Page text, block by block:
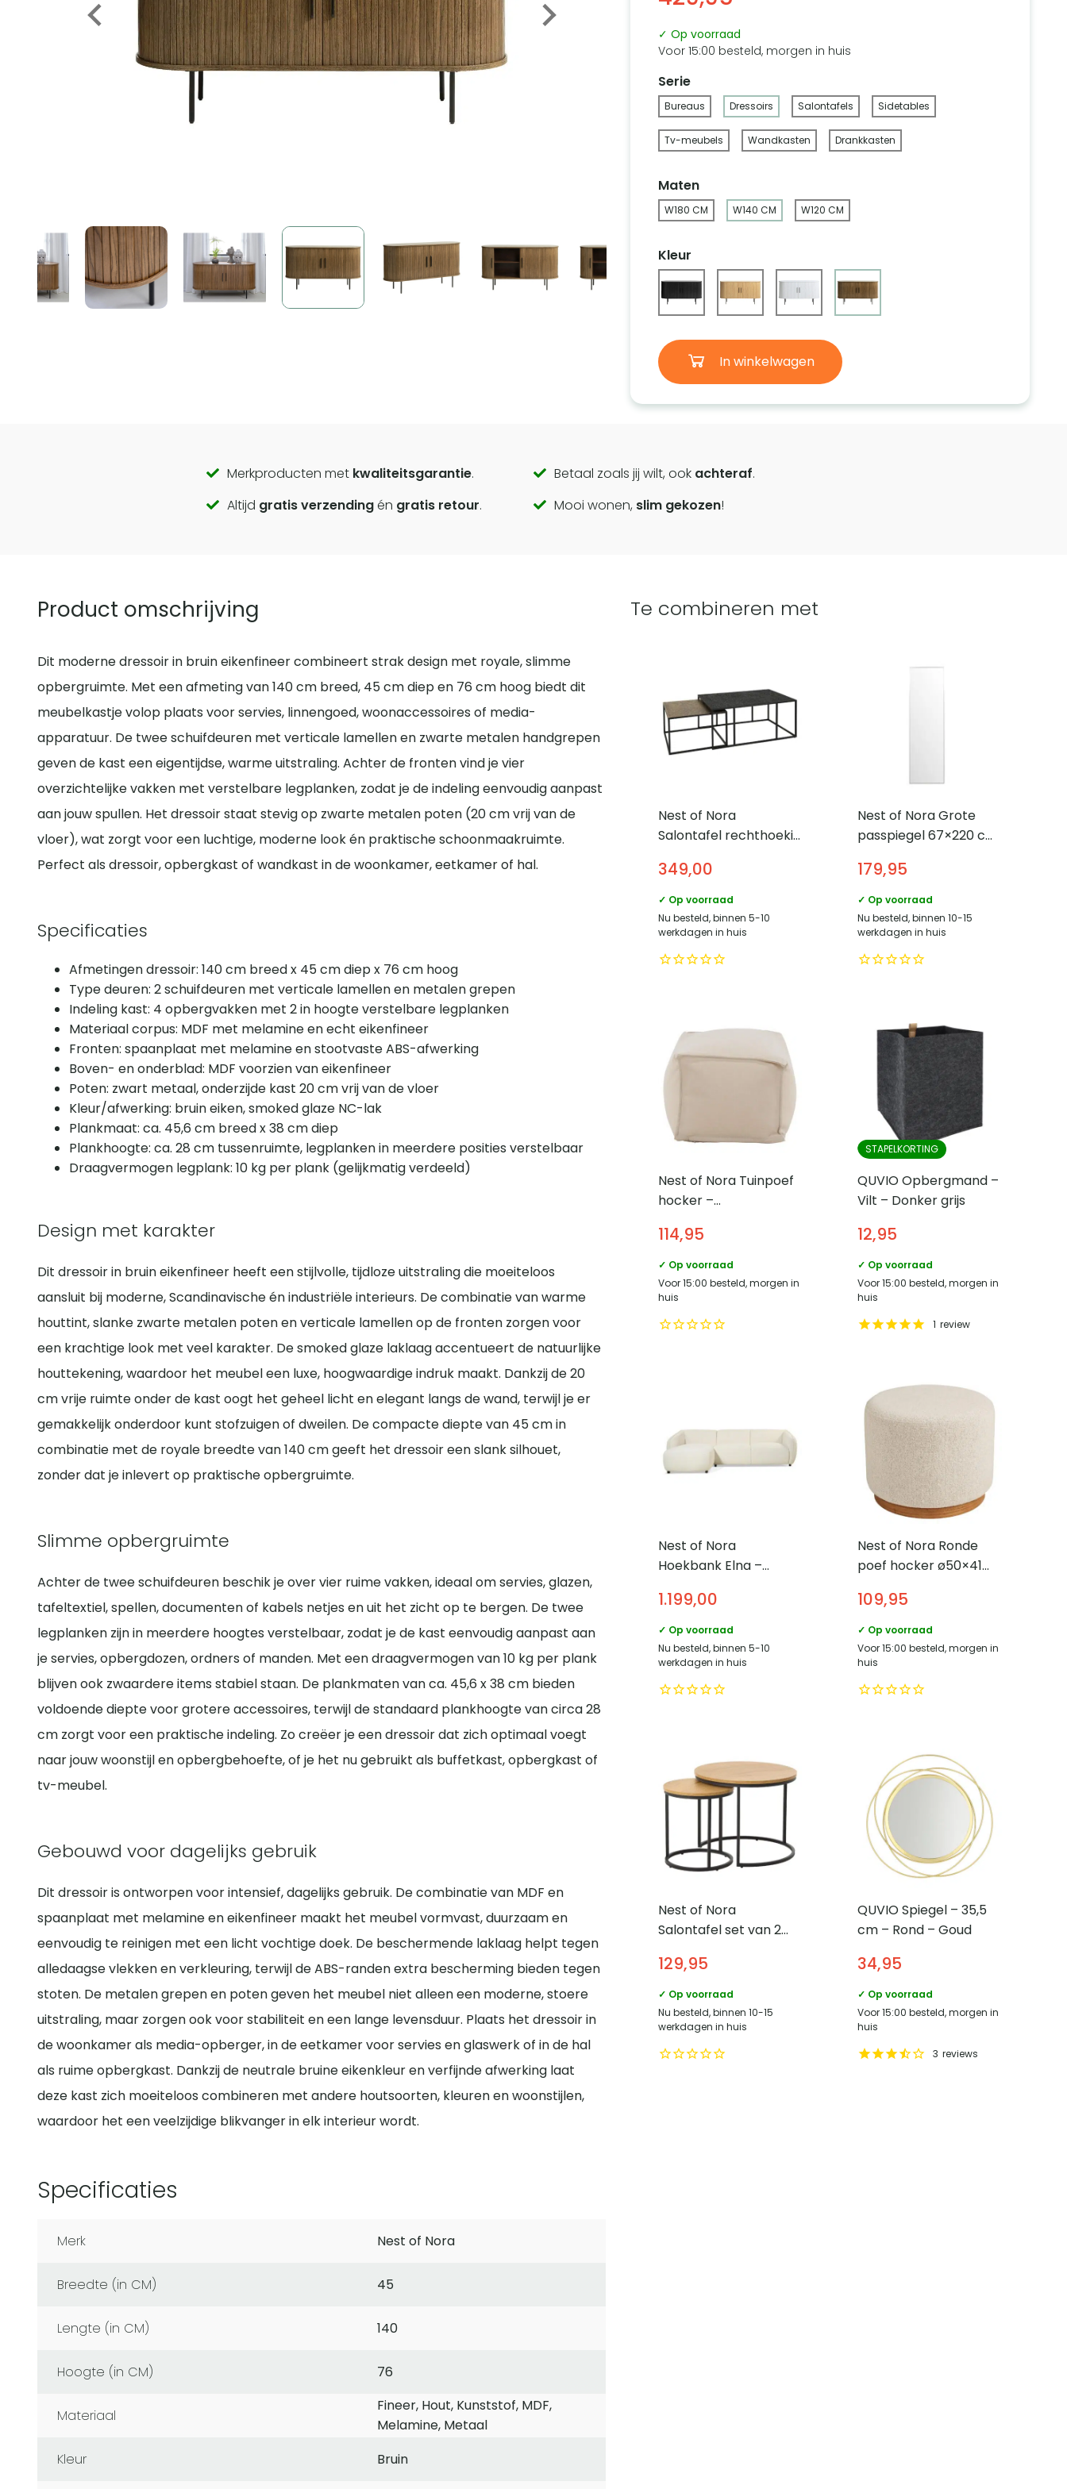
✓ Op voorraad
Voor 15:00 besteld, morgen in huis
Serie
Bureaus Dressoirs Salontafels Sidetables
Tv-meubels Wandkasten Drankkasten
Maten
W180 CM W140 CM W120 CM
Kleur
In winkelwagen
Call
to
Merkproducten met kwaliteitsgarantie. Betaal zoals jij wilt, ook achteraf.
Altijd gratis verzendingén gratis retour. Mooi wonen, slim gekozen!
Product omschrijving
Dit moderne dressoir in bruin eikenfineer combineert strak design met royale, slimme
opbergruimte. Met een afmeting van 140 cm breed, 45 cm diep en 76 cm hoog biedt dit
meubelkastje volop plaats voor servies, linnengoed, woonaccessoires of media-
apparatuur. De twee schuifdeuren met verticale lamellen en zwarte metalen handgrepen
geven de kast een eigentijdse, warme uitstraling. Achter de fronten vind je vier
overzichtelijke vakken met verstelbare legplanken, zodat je de indeling eenvoudig aanpast
aan jouw spullen. Het dressoir staat stevig op zwarte metalen poten (20 cm vrij van de
vloer), wat zorgt voor een luchtige, moderne look én praktische schoonmaakruimte.
Perfect als dressoir, opbergkast of wandkast in de woonkamer, eetkamer of hal.
Specificaties
Afmetingen dressoir: 140 cm breed x 45 cm diep x 76 cm hoog
Type deuren: 2 schuifdeuren met verticale lamellen en metalen grepen
Indeling kast: 4 opbergvakken met 2 in hoogte verstelbare legplanken
Materiaal corpus: MDF met melamine en echt eikenfineer
Fronten: spaanplaat met melamine en stootvaste ABS-afwerking
Boven- en onderblad: MDF voorzien van eikenfineer
Poten: zwart metaal, onderzijde kast 20 cm vrij van de vloer
Kleur/afwerking: bruin eiken, smoked glaze NC-lak
Plankmaat: ca. 45,6 cm breed x 38 cm diep
Plankhoogte: ca. 28 cm tussenruimte, legplanken in meerdere posities verstelbaar
Draagvermogen legplank: 10 kg per plank (gelijkmatig verdeeld)
Design met karakter
Dit dressoir in bruin eikenfineer heeft een stijlvolle, tijdloze uitstraling die moeiteloos
aansluit bij moderne, Scandinavische én industriële interieurs. De combinatie van warme
houttint, slanke zwarte metalen poten en verticale lamellen op de fronten zorgen voor
een krachtige look met veel karakter. De smoked glaze laklaag accentueert de natuurlijke
houttekening, waardoor het meubel een luxe, hoogwaardige indruk maakt. Dankzij de 20
cm vrije ruimte onder de kast oogt het geheel licht en elegant langs de wand, terwijl je er
gemakkelijk onderdoor kunt stofzuigen of dweilen. De compacte diepte van 45 cm in
combinatie met de royale breedte van 140 cm geeft het dressoir een slank silhouet,
zonder dat je inlevert op praktische opbergruimte.
Slimme opbergruimte
Achter de twee schuifdeuren beschik je over vier ruime vakken, ideaal om servies, glazen,
tafeltextiel, spellen, documenten of kabels netjes en uit het zicht op te bergen. De twee
legplanken zijn in meerdere hoogtes verstelbaar, zodat je de kast eenvoudig aanpast aan
je servies, opbergdozen, ordners of manden. Met een draagvermogen van 10 kg per plank
blijven ook zwaardere items stabiel staan. De plankmaten van ca. 45,6 x 38 cm bieden
voldoende diepte voor grotere accessoires, terwijl de standaard plankhoogte van circa 28
cm zorgt voor een praktische indeling. Zo creëer je een dressoir dat zich optimaal voegt
naar jouw woonstijl en opbergbehoefte, of je het nu gebruikt als buffetkast, opbergkast of
tv-meubel.
Gebouwd voor dagelijks gebruik
Dit dressoir is ontworpen voor intensief, dagelijks gebruik. De combinatie van MDF en
spaanplaat met melamine en eikenfineer maakt het meubel vormvast, duurzaam en
eenvoudig te reinigen met een licht vochtige doek. De beschermende laklaag helpt tegen
alledaagse vlekken en verkleuring, terwijl de ABS-randen extra bescherming bieden tegen
stoten. De metalen grepen en poten geven het meubel niet alleen een moderne, stoere
uitstraling, maar zorgen ook voor stabiliteit en een lange levensduur. Plaats het dressoir in
de woonkamer als media-opberger, in de eetkamer voor servies en glaswerk of in de hal
als ruime opbergkast. Dankzij de neutrale bruine eikenkleur en verfijnde afwerking laat
deze kast zich moeiteloos combineren met andere houtsoorten, kleuren en woonstijlen,
waardoor het een veelzijdige blikvanger in elk interieur wordt.
Specificaties
Merk Nest of Nora
Breedte (in CM) 45
Lengte (in CM) 140
Hoogte (in CM) 76
Materiaal
Fineer, Hout, Kunststof, MDF,
Melamine, Metaal
Kleur
Bruin
Te combineren met
Nest of Nora
Salontafel rechthoekig
Set van 2 – Grijs
349,00
✓ Op voorraad
Nu besteld, binnen 5-10
werkdagen in huis
Nest of Nora Grote
passpiegel 67×220 cm
Zilver
179,95
✓ Op voorraad
Nu besteld, binnen 10-15
werkdagen in huis
Nest of Nora Tuinpoef
hocker –
Beige
114,95
✓ Op voorraad
Voor 15:00 besteld, morgen in
huis
STAPELKORTING
QUVIO Opbergmand –
Vilt – Donker grijs
12,95
✓ Op voorraad
Voor 15:00 besteld, morgen in
huis
1 review
Nest of Nora
Hoekbank Elna –
Loungebank – Beige
1.199,00
✓ Op voorraad
Nu besteld, binnen 5-10
werkdagen in huis
Nest of Nora Ronde
poef hocker ø50×41
109,95
✓ Op voorraad
Voor 15:00 besteld, morgen in
huis
Nest of Nora
Salontafel set van 2
Eiken melamine met
metalen poten – Ø60
CM – Naturel
129,95
✓ Op voorraad
Nu besteld, binnen 10-15
werkdagen in huis
QUVIO Spiegel – 35,5
cm – Rond – Goud
34,95
✓ Op voorraad
Voor 15:00 besteld, morgen in
huis
3 reviews